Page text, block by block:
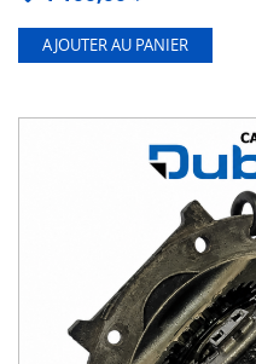
AJOUTER AU PANIER